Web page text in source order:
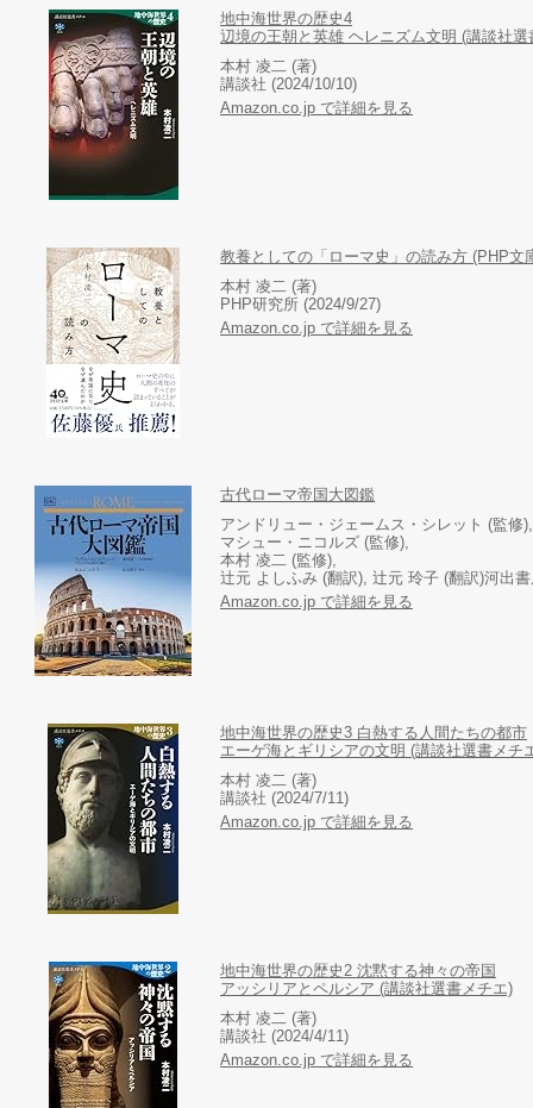
地中海世界の歴史4
辺境の王朝と英雄 ヘレニズム文明 (講談社選
本村 凌二 (著)
講談社 (2024/10/10)
Amazon.co.jp で詳細を見る
教養としての「ローマ史」の読み方 (PHP文
本村 凌二 (著)
PHP研究所 (2024/9/27)
Amazon.co.jp で詳細を見る
古代ローマ帝国大図鑑
アンドリュー・ジェームス・シレット (監修),
マシュー・ニコルズ (監修),
本村 凌二 (監修),
辻元 よしふみ (翻訳), 辻元 玲子 (翻訳)河出
Amazon.co.jp で詳細を見る
地中海世界の歴史3 白熱する人間たちの都市
エーゲ海とギリシアの文明 (講談社選書メチ
本村 凌二 (著)
講談社 (2024/7/11)
Amazon.co.jp で詳細を見る
地中海世界の歴史2 沈黙する神々の帝国
アッシリアとペルシア (講談社選書メチエ)
本村 凌二 (著)
講談社 (2024/4/11)
Amazon.co.jp で詳細を見る